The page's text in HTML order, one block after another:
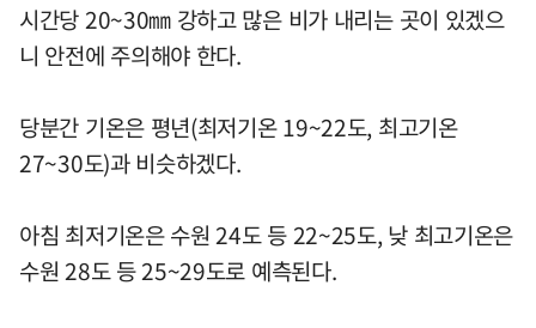
시간당 20~30㎜ 강하고 많은 비가 내리는 곳이 있겠으
니 안전에 주의해야 한다.
당분간 기온은 평년(최저기온 19~22도, 최고기온
27~30도)과 비슷하겠다.
아침 최저기온은 수원 24도 등 22~25도, 낮 최고기온은
수원 28도 등 25~29도로 예측된다.